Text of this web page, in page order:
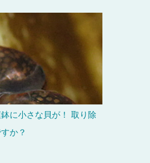
に小さな貝が！ 取り除
か？